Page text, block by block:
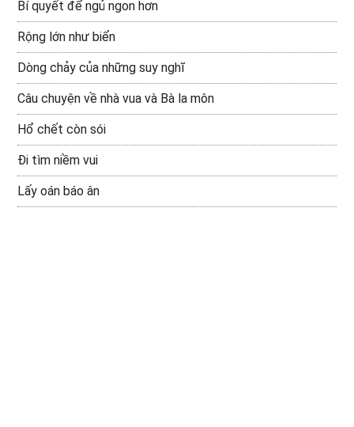
Bí quyết để ngủ ngon hơn
Rộng lớn như biển
Dòng chảy của những suy nghĩ
Câu chuyện về nhà vua và Bà la môn
Hổ chết còn sói
Đi tìm niềm vui
Lấy oán báo ân